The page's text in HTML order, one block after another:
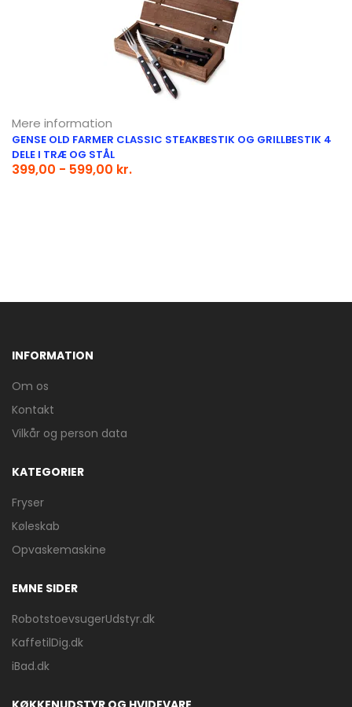
Mere information
GENSE OLD FARMER CLASSIC STEAKBESTIK OG GRILLBESTIK 4
DELE I TRÆ OG STÅL
399,00 - 599,00 kr.
INFORMATION
Om os
Kontakt
Vilkår og person data
KATEGORIER
Fryser
Køleskab
Opvaskemaskine
EMNE SIDER
RobotstoevsugerUdstyr.dk
KaffetilDig.dk
iBad.dk